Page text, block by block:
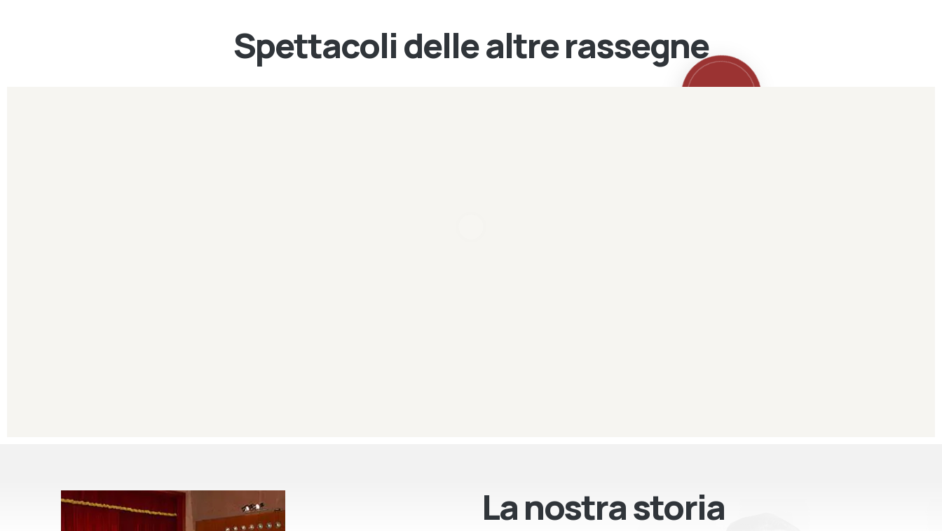
Spettacoli delle altre rassegne
La nostra storia